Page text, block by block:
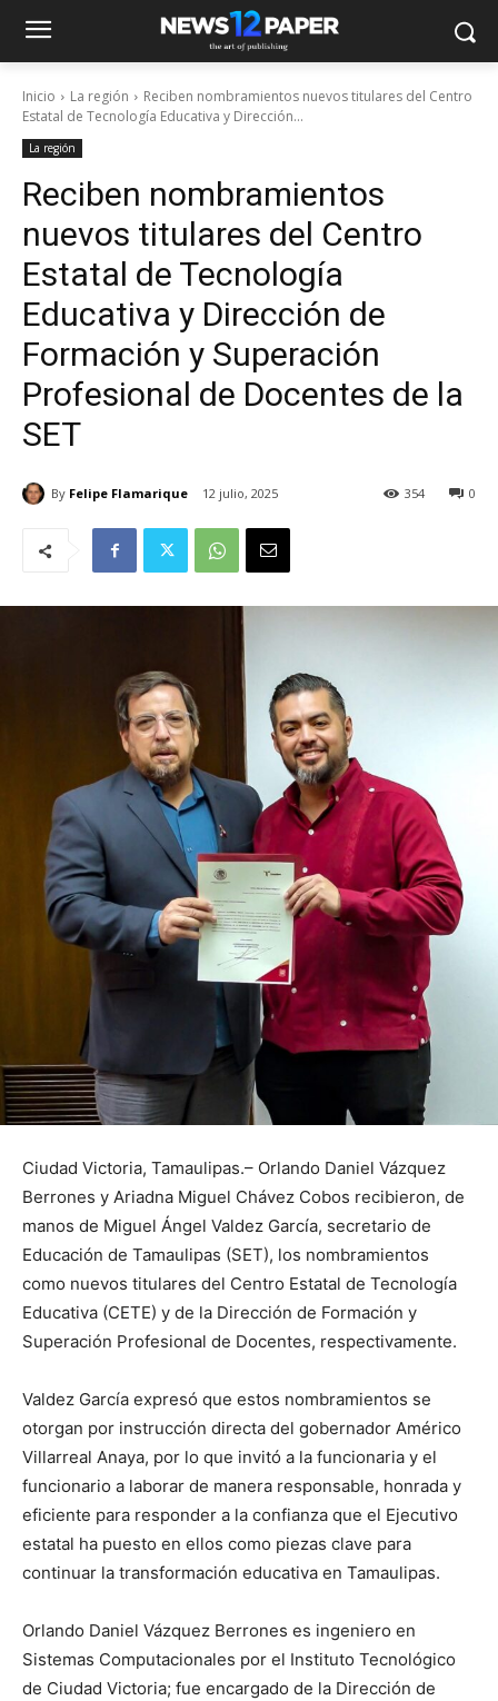
Inicio La región
Reciben nombramientos nuevos titulares del Centro
Estatal de Tecnología Educativa y Dirección...
La región
Reciben nombramientos
nuevos titulares del Centro
Estatal de Tecnología
Educativa y Dirección de
Formación y Superación
Profesional de Docentes de la
SET
By Felipe Flamarique 12 julio, 2025 0
354
Ciudad Victoria, Tamaulipas.– Orlando Daniel Vázquez
Berrones y Ariadna Miguel Chávez Cobos recibieron, de
manos de Miguel Ángel Valdez García, secretario de
Educación de Tamaulipas (SET), los nombramientos
como nuevos titulares del Centro Estatal de Tecnología
Educativa (CETE) y de la Dirección de Formación y
Superación Profesional de Docentes, respectivamente.
Valdez García expresó que estos nombramientos se
otorgan por instrucción directa del gobernador Américo
Villarreal Anaya, por lo que invitó a la funcionaria y el
funcionario a laborar de manera responsable, honrada y
eficiente para responder a la confianza que el Ejecutivo
estatal ha puesto en ellos como piezas clave para
continuar la transformación educativa en Tamaulipas.
Orlando Daniel Vázquez Berrones es ingeniero en
Sistemas Computacionales por el Instituto Tecnológico
de Ciudad Victoria; fue encargado de la Dirección de